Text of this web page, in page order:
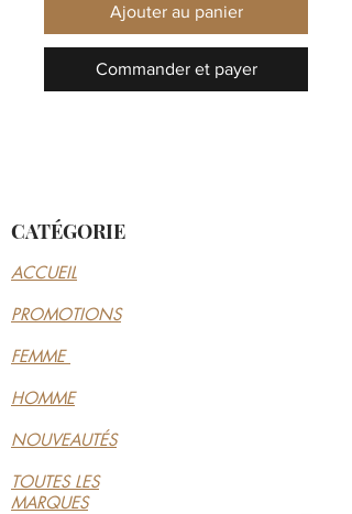
Ajouter au panier
Commander et payer
CATÉGORIE
ACCUEIL
PROMOTIONS
FEMME
HOMME
NOUVEAUTÉS
TOUTES LES
MARQUES